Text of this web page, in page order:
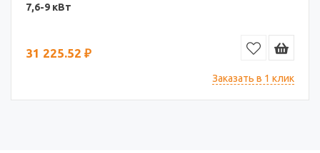
7,6-9 кВт
31 225.52 ₽
Заказать в 1 клик